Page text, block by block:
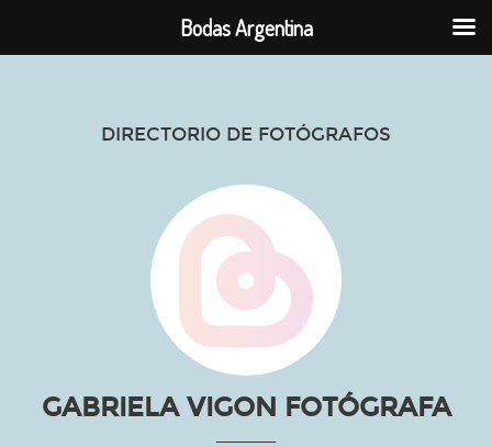
DIRECTORIO DE FOTÓGRAFOS
GABRIELA VIGON FOTÓGRAFA
Bodas Argentina